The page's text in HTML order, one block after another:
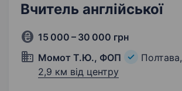
Вчитель англійської
15 000 – 30 000 грн
Момот Т.Ю., ФОП
Полтава,
2,9 км від центру